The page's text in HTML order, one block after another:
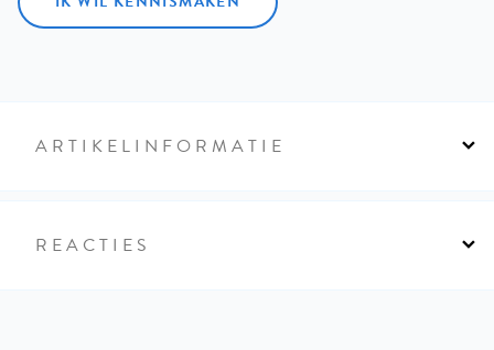
ARTIKELINFORMATIE
REACTIES